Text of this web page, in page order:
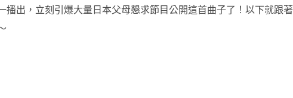
播出，立刻引爆大量日本父母懇求節目公開這首曲子了！以下就跟著